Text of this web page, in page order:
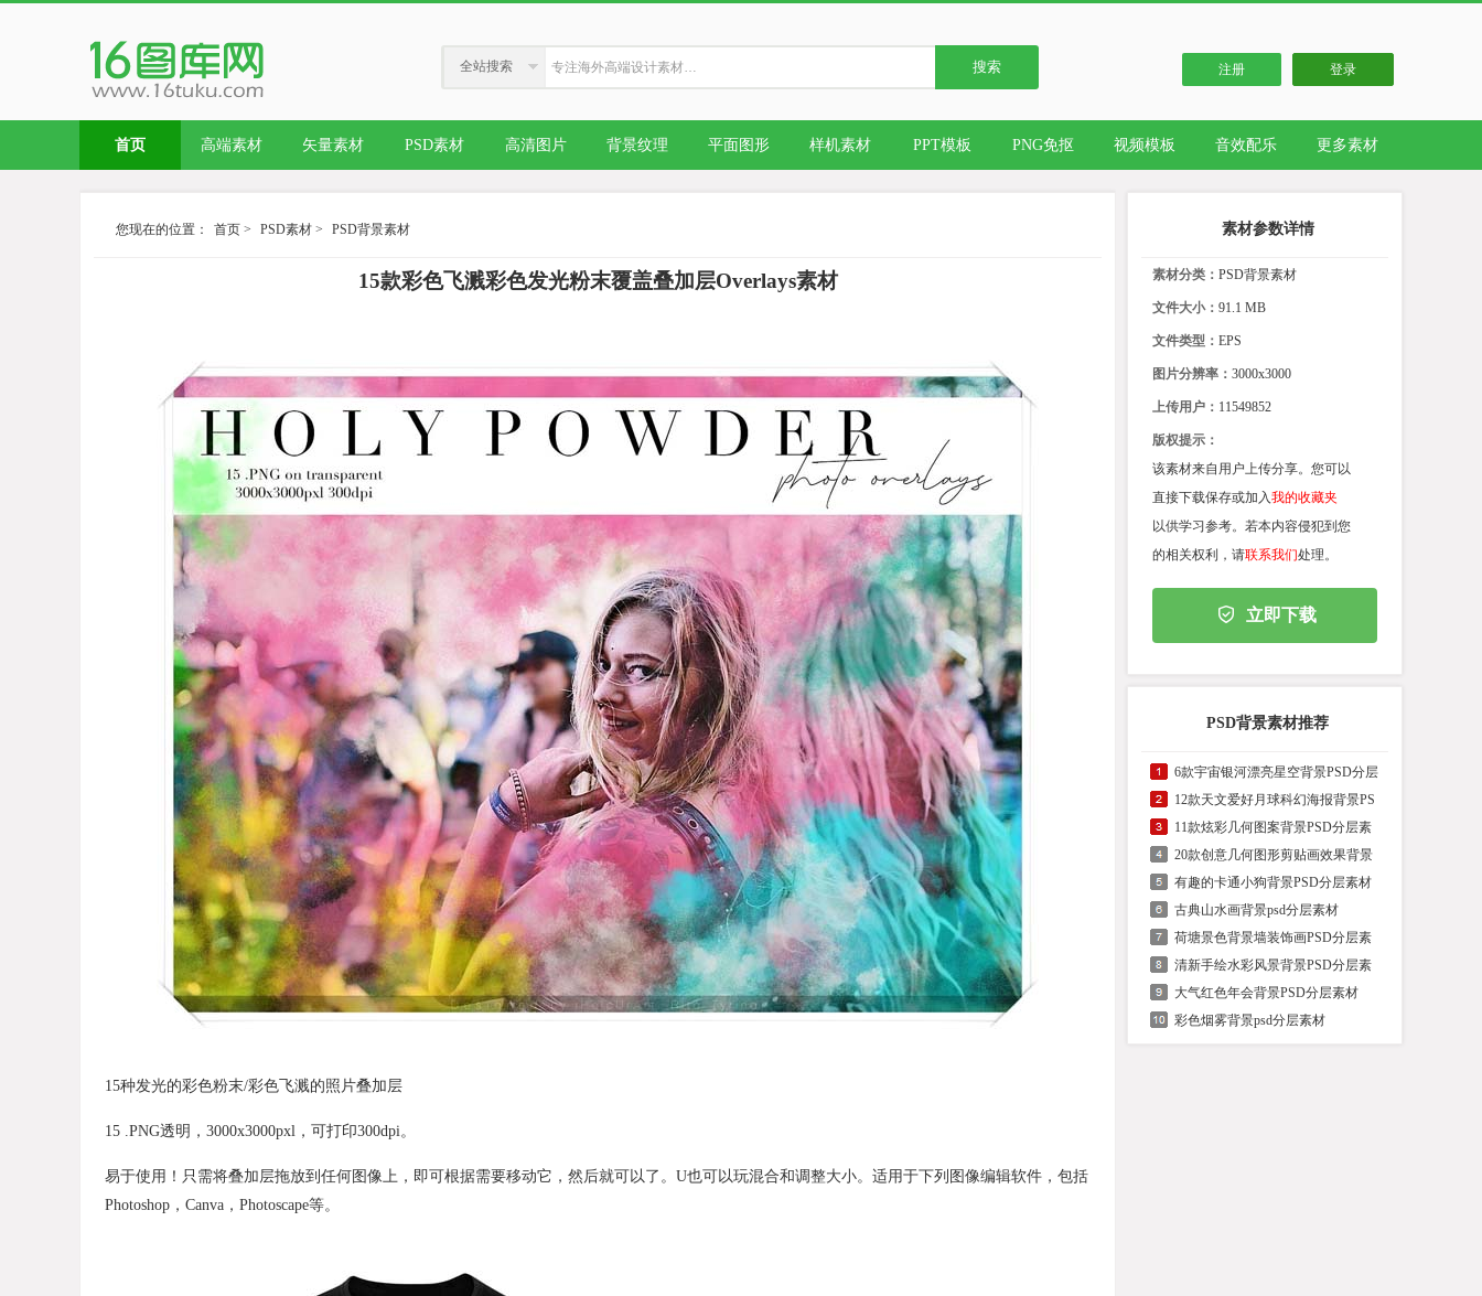
全站搜索 搜索 注册 登录
首页 高端素材 矢量素材 PSD素材 高清图片 背景纹理 平面图形 样机素材 PPT模板 PNG免抠 视频模板 音效配乐 更多素材
您现在的位置： 首页 > PSD素材 > PSD背景素材
15款彩色飞溅彩色发光粉末覆盖叠加层Overlays素材
15种发光的彩色粉末/彩色飞溅的照片叠加层
15 .PNG透明，3000x3000pxl，可打印300dpi。
易于使用！只需将叠加层拖放到任何图像上，即可根据需要移动它，然后就可以了。U也可以玩混合和调整大小。适用于下列图像编辑软件，包括
Photoshop，Canva，Photoscape等。
素材参数详情
素材分类： PSD背景素材
文件大小： 91.1 MB
文件类型： EPS
图片分辨率： 3000x3000
上传用户： 11549852
版权提示：
该素材来自用户上传分享。您可以
直接下载保存或加入我的收藏夹
以供学习参考。若本内容侵犯到您
的相关权利，请联系我们处理。
立即下载
PSD背景素材推荐
6款宇宙银河漂亮星空背景PSD分层
12款天文爱好月球科幻海报背景PS
11款炫彩几何图案背景PSD分层素
20款创意几何图形剪贴画效果背景
有趣的卡通小狗背景PSD分层素材
古典山水画背景psd分层素材
荷塘景色背景墙装饰画PSD分层素
清新手绘水彩风景背景PSD分层素
大气红色年会背景PSD分层素材
彩色烟雾背景psd分层素材